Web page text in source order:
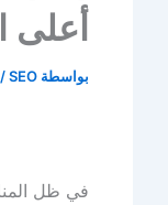
أعلى
بواسطة SEO
/
في ظل